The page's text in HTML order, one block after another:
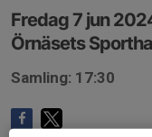
Fredag 7 jun
Örnäsets
Samling: 17:30